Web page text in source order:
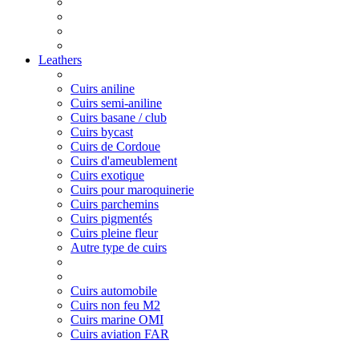
Leathers
Cuirs aniline
Cuirs semi-aniline
Cuirs basane / club
Cuirs bycast
Cuirs de Cordoue
Cuirs d'ameublement
Cuirs exotique
Cuirs pour maroquinerie
Cuirs parchemins
Cuirs pigmentés
Cuirs pleine fleur
Autre type de cuirs
Cuirs automobile
Cuirs non feu M2
Cuirs marine OMI
Cuirs aviation FAR